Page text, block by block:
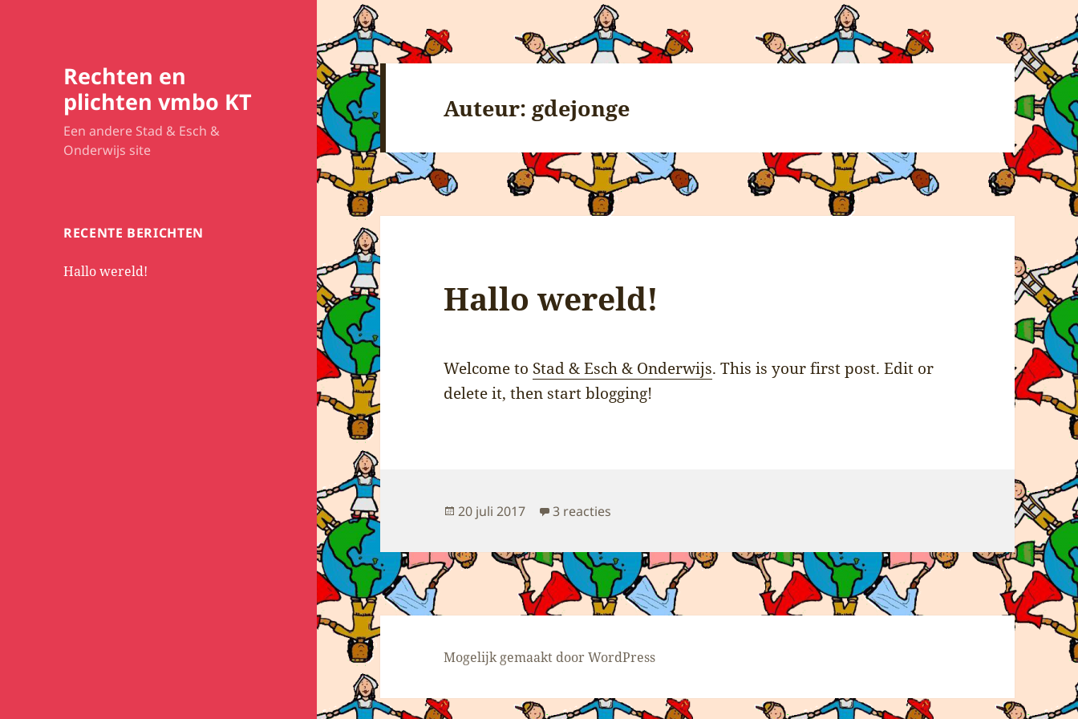
Rechten en
plichten vmbo KT
Een andere Stad & Esch &
Onderwijs site
RECENTE BERICHTEN
Hallo wereld!
Auteur: gdejonge
Hallo wereld!
Welcome to Stad & Esch & Onderwijs. This is your first post. Edit or
delete it, then start blogging!
Geplaatst
20 juli 2017 3 reacties
Mogelijk gemaakt door WordPress